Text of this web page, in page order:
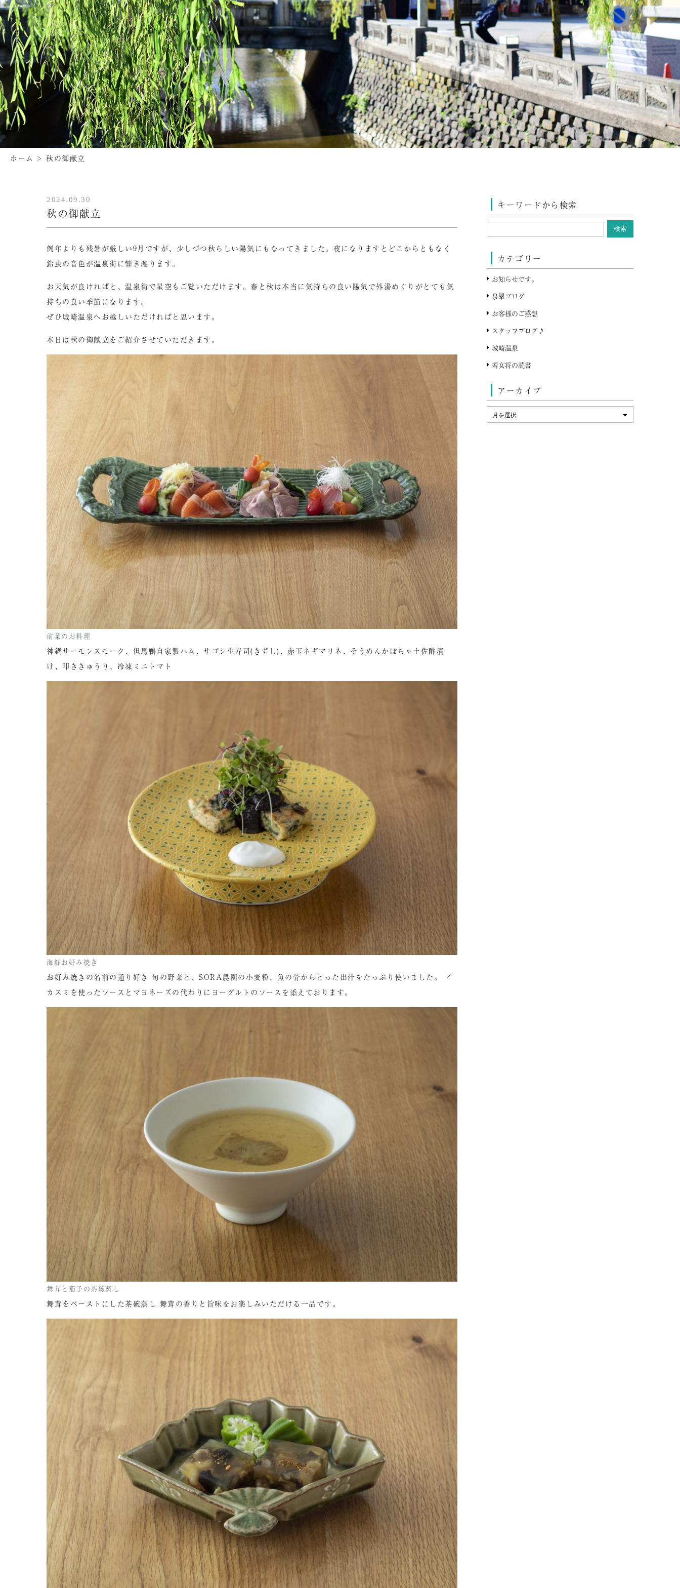
ホーム > 秋の御献立
2024.09.30
秋の御献立
例年よりも残暑が厳しい9月ですが、少しづつ秋らしい陽気にもなってきました。夜になりますとどこからともなく
鈴虫の音色が温泉街に響き渡ります。
お天気が良ければと、温泉街で星空もご覧いただけます。春と秋は本当に気持ちの良い陽気で外湯めぐりがとても気
持ちの良い季節になります。
ぜひ城崎温泉へお越しいただければと思います。
本日は秋の御献立をご紹介させていただきます。
前菜のお料理
神鍋サーモンスモーク、但馬鴨自家製ハム、サゴシ生寿司(きずし)、赤玉ネギマリネ、そうめんかぼちゃ土佐酢漬
け、叩ききゅうり、冷凍ミニトマト
海鮮お好み焼き
お好み焼きの名前の通り好き 旬の野菜と、SORA農園の小麦粉、魚の骨からとった出汁をたっぷり使いました。 イ
カスミを使ったソースとマヨネーズの代わりにヨーグルトのソースを添えております。
舞茸と茄子の茶碗蒸し
舞茸をペーストにした茶碗蒸し 舞茸の香りと旨味をお楽しみいただける一品です。
キーワードから検索
カテゴリー
お知らせです。
泉翠ブログ
お客様のご感想
スタッフブログ♪
城崎温泉
若女将の読書
アーカイブ